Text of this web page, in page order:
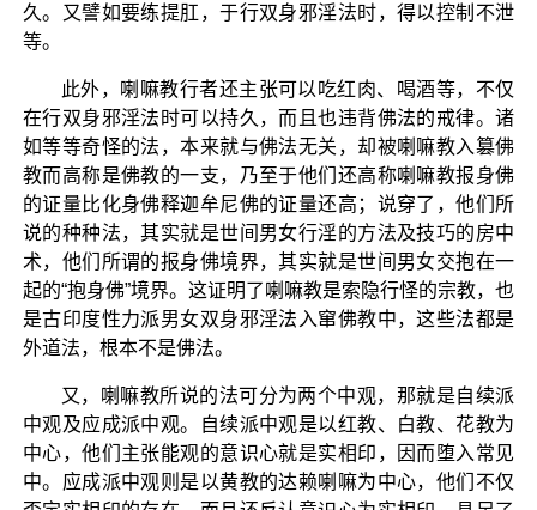
久。又譬如要练提肛，于行双身邪淫法时，得以控制不泄
等。
此外，喇嘛教行者还主张可以吃红肉、喝酒等，不仅
在行双身邪淫法时可以持久，而且也违背佛法的戒律。诸
如等等奇怪的法，本来就与佛法无关，却被喇嘛教入篡佛
教而高称是佛教的一支，乃至于他们还高称喇嘛教报身佛
的证量比化身佛释迦牟尼佛的证量还高；说穿了，他们所
说的种种法，其实就是世间男女行淫的方法及技巧的房中
术，他们所谓的报身佛境界，其实就是世间男女交抱在一
起的“抱身佛”境界。这证明了喇嘛教是索隐行怪的宗教，也
是古印度性力派男女双身邪淫法入窜佛教中，这些法都是
外道法，根本不是佛法。
又，喇嘛教所说的法可分为两个中观，那就是自续派
中观及应成派中观。自续派中观是以红教、白教、花教为
中心，他们主张能观的意识心就是实相印，因而堕入常见
中。应成派中观则是以黄教的达赖喇嘛为中心，他们不仅